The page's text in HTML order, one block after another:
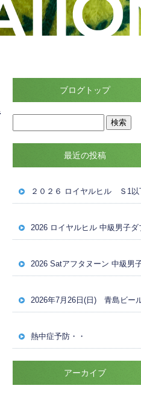
ブログトップ
最近の投稿
熱中症予防・・
アーカイブ